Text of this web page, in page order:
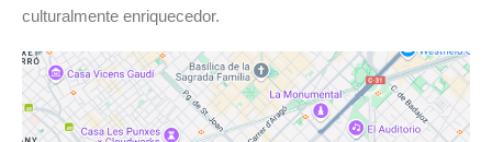
culturalmente enriquecedor.